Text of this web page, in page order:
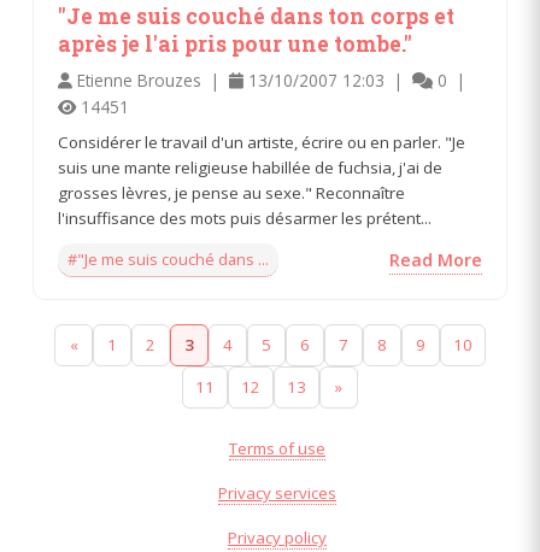
"Je me suis couché dans ton corps et
après je l'ai pris pour une tombe."
Etienne Brouzes | 13/10/2007 12:03 |
0 |
14451
Considérer le travail d'un artiste, écrire ou en parler. "Je
suis une mante religieuse habillée de fuchsia, j'ai de
grosses lèvres, je pense au sexe." Reconnaître
l'insuffisance des mots puis désarmer les prétent...
#"Je me suis couché dans ...
Read More
« 1 2 3 4 5 6 7 8 9
10
11
12 13 »
Terms of use
Privacy services
Privacy policy